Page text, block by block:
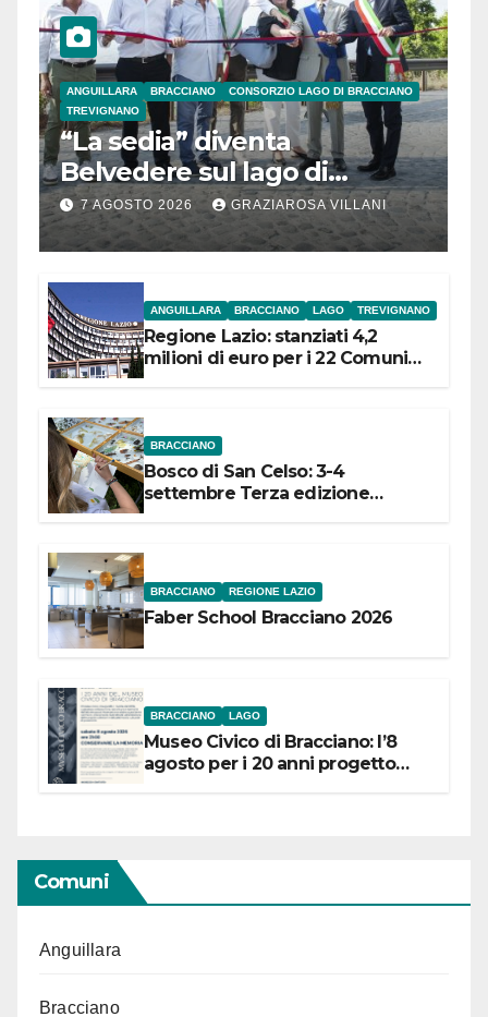
ANGUILLARA BRACCIANO
CONSORZIO LAGO DI BRACCIANO
TREVIGNANO
“La sedia” diventa
Belvedere sul lago di
Bracciano: ieri
l’inaugurazione
7 AGOSTO 2026 GRAZIAROSA VILLANI
ANGUILLARA BRACCIANO LAGO TREVIGNANO
Regione Lazio: stanziati 4,2
milioni di euro per i 22 Comuni
BRACCIANO
Bosco di San Celso: 3-4
settembre Terza edizione
BRACCIANO REGIONE LAZIO
Faber School Bracciano 2026
BRACCIANO LAGO
Museo Civico di Bracciano: l’8
agosto per i 20 anni progetto
Comuni
Anguillara
Bracciano